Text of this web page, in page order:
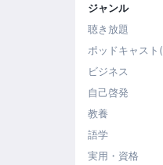
ジャンル
聴き放題
ポッドキャスト
ビジネス
自己啓発
教養
語学
実用・資格